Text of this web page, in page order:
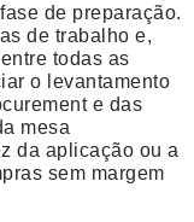
de preparação.
de trabalho e,
todas as
o levantamento
e das
mesa
da aplicação ou a
sem margem